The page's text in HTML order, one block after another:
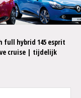
full hybrid 145 esprit
cruise | tijdelijk